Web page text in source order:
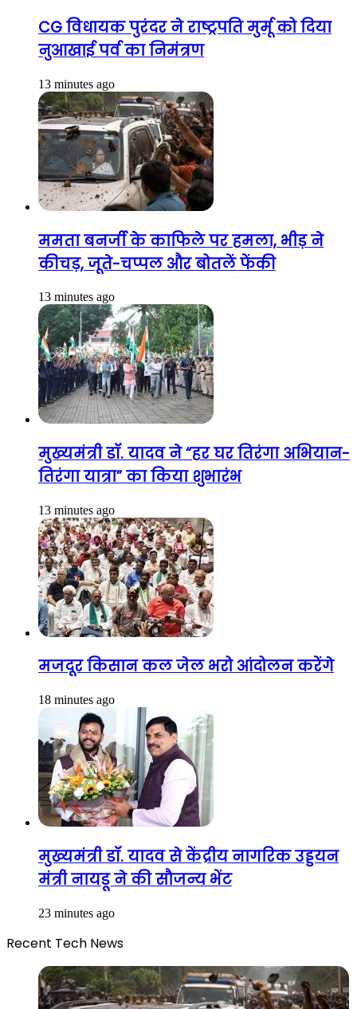
CG विधायक पुरंदर ने राष्ट्रपति मुर्मू को दिया
नुआखाई पर्व का निमंत्रण
13 minutes ago
ममता बनर्जी के काफिले पर हमला, भीड़ ने
कीचड़, जूते-चप्पल और बोतलें फेंकी
13 minutes ago
मुख्यमंत्री डॉ. यादव ने “हर घर तिरंगा अभियान-
तिरंगा यात्रा” का किया शुभारंभ
13 minutes ago
मजदूर किसान कल जेल भरो आंदोलन करेंगे
18 minutes ago
मुख्यमंत्री डॉ. यादव से केंद्रीय नागरिक उड्डयन
मंत्री नायडू ने की सौजन्य भेंट
23 minutes ago
Recent Tech News